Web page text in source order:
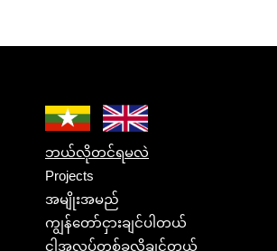
ဘယ်လိုတင်ရမလဲ
Projects
အမျိုးအမည်
ကျွန်တော်ငှားချင်ပါတယ်
ငါအလုပ်တစ်ခုလိုချင်တယ်